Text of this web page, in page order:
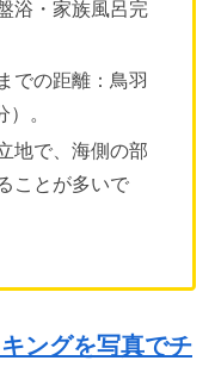
浴・家族風呂完
での距離：鳥羽
。
地で、海側の部
ことが多いで
ングを写真でチ